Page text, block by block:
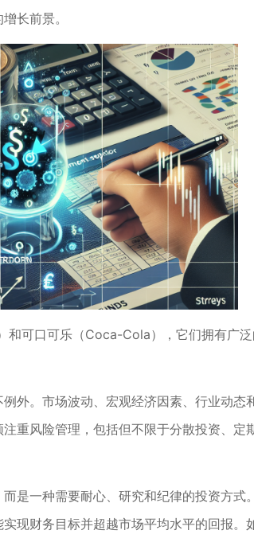
长前景。
可口可乐（Coca-Cola），它们拥有广
外。市场波动、宏观经济因素、行业动态
重风险管理，包括但不限于分散投资、定
是一种需要耐心、研究和纪律的投资方式
现财务目标并超越市场平均水平的回报。